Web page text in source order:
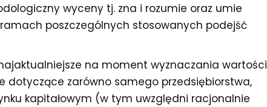
wyceny tj. zna i rozumie oraz umie
poszczególnych stosowanych podejść
na moment wyznaczania wartości
dotyczące zarówno samego przedsiębiorstwa,
kapitałowym (w tym uwzględni racjonalnie